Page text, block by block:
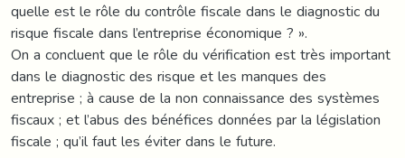
quelle est le rôle du contrôle fiscale dans le diagnostic du
risque fiscale dans l’entreprise économique ? ».
On a concluent que le rôle du vérification est très important
dans le diagnostic des risque et les manques des
entreprise ; à cause de la non connaissance des systèmes
fiscaux ; et l’abus des bénéfices données par la législation
fiscale ; qu’il faut les éviter dans le future.